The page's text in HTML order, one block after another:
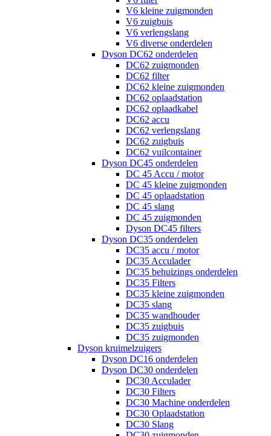
V6 kleine zuigmonden
V6 zuigbuis
V6 verlengslang
V6 diverse onderdelen
Dyson DC62 onderdelen
DC62 zuigmonden
DC62 filter
DC62 kleine zuigmonden
DC62 oplaadstation
DC62 oplaadkabel
DC62 accu
DC62 verlengslang
DC62 zuigbuis
DC62 vuilcontainer
Dyson DC45 onderdelen
DC 45 Accu / motor
DC 45 kleine zuigmonden
DC 45 oplaadstation
DC 45 slang
DC 45 zuigmonden
Dyson DC45 filters
Dyson DC35 onderdelen
DC35 accu / motor
DC35 Acculader
DC35 behuizings onderdelen
DC35 Filters
DC35 kleine zuigmonden
DC35 slang
DC35 wandhouder
DC35 zuigbuis
DC35 zuigmonden
Dyson kruimelzuigers
Dyson DC16 onderdelen
Dyson DC30 onderdelen
DC30 Acculader
DC30 Filters
DC30 Machine onderdelen
DC30 Oplaadstation
DC30 Slang